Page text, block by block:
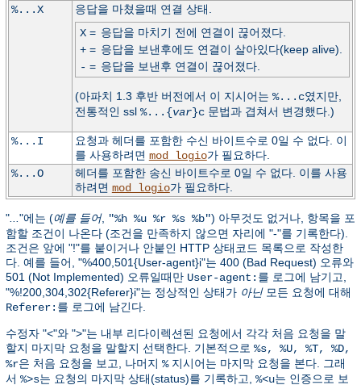
%...X
응답을 마쳤을때 연결 상태.
X= 응답을 마치기 전에 연결이 끊어졌다.
+= 응답을 보낸후에도 연결이 살아있다(keep alive).
- = 응답을 보낸후 연결이 끊어졌다.
(아파치 1.3 후반 버전에서 이 지시어는 %...c였지만,
전통적인 ssl %...{var}c문법과 겹쳐서 변경했다.)
%...I
요청과 헤더를 포함한 수신 바이트수로 0일 수 없다. 이
를 사용하려면 mod_logio가 필요하다.
%...O
헤더를 포함한 송신 바이트수로 0일 수 없다. 이를 사용
하려면 mod_logio가 필요하다.
"..."에는 (예를 들어, "%h %u %r %s %b") 아무것도 없거나, 항목을 포
함할 조건이 나온다 (조건을 만족하지 않으면 자리에 "-"를 기록한다).
조건은 앞에 "!"를 붙이거나 안붙인 HTTP 상태코드 목록으로 작성한
다. 예를 들어, "%400,501{User-agent}i"는 400 (Bad Request) 오류와
501 (Not Implemented) 오류일때만 User-agent: 를 로그에 남기고,
"%!200,304,302{Referer}i"는 정상적인 상태가 아닌모든 요청에 대해
Referer: 를 로그에 남긴다.
수정자 "<"와 ">"는 내부 리다이렉션된 요청에서 각각 처음 요청을 말
할지 마지막 요청을 말할지 선택한다. 기본적으로 %s, %U, %T, %D,
%r은 처음 요청을 보고, 나머지 %지시어는 마지막 요청을 본다. 그래
서 %>s는 요청의 마지막 상태(status)를 기록하고, %<u는 인증으로 보